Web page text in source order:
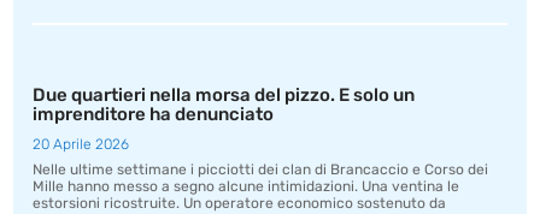
Due quartieri nella morsa del pizzo. E solo un
imprenditore ha denunciato
20 Aprile 2026
Nelle ultime settimane i picciotti dei clan di Brancaccio e Corso dei
Mille hanno messo a segno alcune intimidazioni. Una ventina le
estorsioni ricostruite. Un operatore economico sostenuto da